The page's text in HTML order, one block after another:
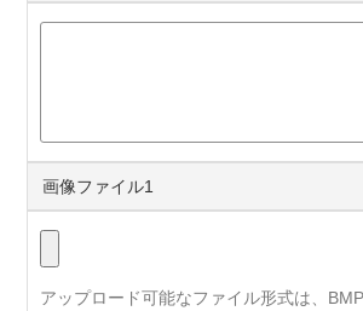
画像ファイル1
アップロード可能なファイル形式は、